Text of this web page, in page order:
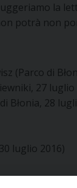
la
potrà non
(Parco di
27 luglio
Błonia, 28
luglio 2016)